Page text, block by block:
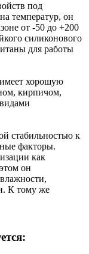
под
температур, он
от -50 до +200
силиконового
для работы
хорошую
кирпичом,
стабильностью к
факторы.
как
он
К тому же